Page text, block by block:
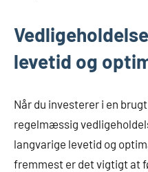
levetid og
Når du investerer i en
regelmæssig
langvarige levetid og
fremmest er det vigtigt at